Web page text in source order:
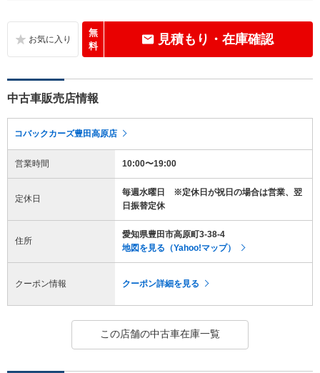
無
料
見積もり・在庫確認
中古車販売店情報
コバックカーズ豊田高原店
営業時間 10:00〜19:00
定休日
毎週水曜日 ※定休日が祝日の場合は営業、翌
日振替定休
住所
愛知県豊田市高原町3-38-4
地図を見る（Yahoo!マップ）
クーポン情報 クーポン詳細を見る
この店舗の中古車在庫一覧